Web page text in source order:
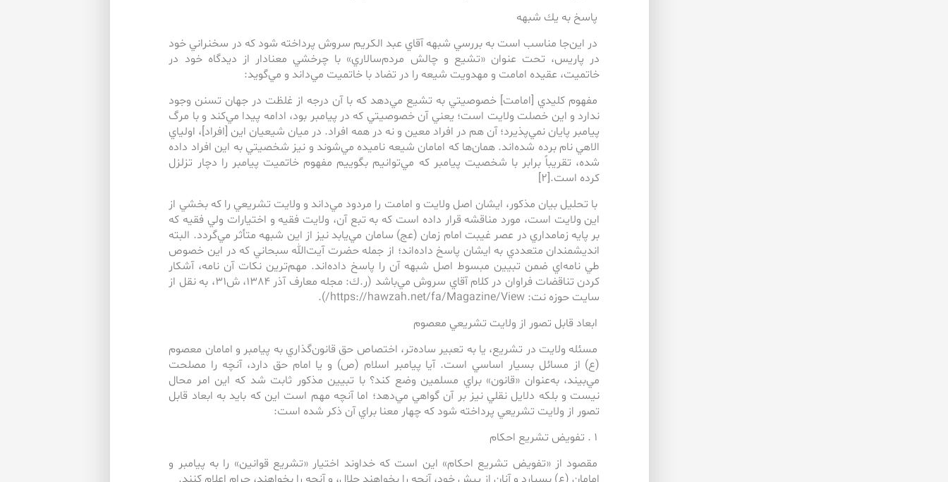
پاسخ به يك شبهه
در اين‌جا مناسب است به بررسي شبهه آقاي عبد الكريم سروش پرداخته شود كه در سخنراني خود
در پاريس، تحت عنوان «تشيع و چالش مردم‌‌سالاري» با چرخشي معنا‌‌دار از ديدگاه خود در
خاتميت، عقيده امامت و مهدويت شيعه را در تضاد با خاتميت مي‌داند و مي‌گويد:
مفهوم كليدي [امامت] خصوصيتي به تشيع مي‌‌دهد كه با آن درجه از غلظت در جهان تسنن وجود
ندارد و اين خصلت ولايت است؛ يعني آن خصوصيتي كه در پيامبر بود، ادامه پيدا مي‌‌كند و با مرگ
پيامبر پايان نمي‌‌پذيرد؛ آن هم در افراد معين و نه در همه افراد. در ميان شيعيان اين [افراد]، اولياي
الاهي نام برده شده‌‌اند. همان‌‌ها كه امامان شيعه ناميده مي‌‌شوند و نيز شخصيتي به اين افراد داده
شده، تقريباً برابر با شخصيت پيامبر كه مي‌‌توانيم بگوييم مفهوم خاتميت پيامبر را دچار تزلزل
كرده است.[۲]
با تحليل بيان مذكور، ايشان اصل ولايت و امامت را مردود مي‌داند و ولايت تشريعي را كه بخشي از
اين ولايت است، مورد مناقشه قرار داده است كه به تبع آن، ولايت فقيه و اختيارات ولي فقيه كه
بر پايه زمامداري در عصر غيبت امام زمان (عج) سامان مي‌يابد نيز از اين شبهه متأثر مي‌گردد. البته
انديشمندان متعددي به ايشان پاسخ داده‌‌اند؛ از جمله حضرت آيت‌‌الله سبحاني كه در اين خصوص
طي نامه‌اي ضمن تبيين مبسوط اصل شبهه آن ‌را پاسخ داده‌اند. مهم‌‌ترين نكات آن نامه، آشكار
كردن تناقضات فراوان در كلام آقاي سروش مي‌باشد (ر.ك: مجله معارف آذر 1384، ش31، به نقل از
سايت حوزه نت: https://hawzah.net/fa/Magazine/View/).
ابعاد قابل تصور از ولايت تشريعي معصوم
مسئله‌ ولايت در تشريع، يا به تعبير ساده‌‌تر، اختصاص حق قانون‌‌گذاري به پيامبر و امامان معصوم
(ع) از مسائل بسيار اساسي است. آيا پيامبر اسلام (ص) و يا امام حق دارد، آنچه را مصلحت
مي‌‌بيند، به‌عنوان «قانون» براي مسلمين وضع كند؟ با تبيين مذكور ثابت شد كه اين امر محال
نيست و بلكه دلايل نقلي نيز بر آن گواهي مي‌‌دهد؛ اما آنچه مهم است اين كه بايد به ابعاد قابل
تصور از ولايت تشريعي پرداخته شود كه چهار معنا براي آن ذكر شده است:
۱ . تفويض تشريع احكام
مقصود از «تفويض تشريع احكام» اين است كه خداوند اختيار «تشريع قوانين» را به پيامبر و